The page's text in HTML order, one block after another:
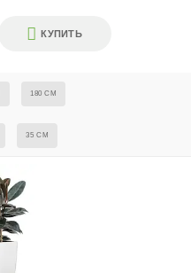
КУПИТЬ
180 СМ
35 СМ